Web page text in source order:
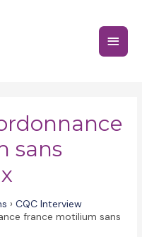
Main
sans
› CQC Interview
france motilium sans